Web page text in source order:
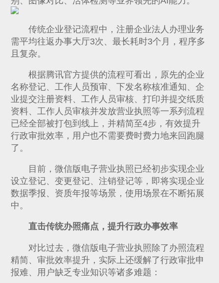
传统企业登记流程中，注册企业法人办理业务
需平均往返办事大厅3次、最长耗时3个月，程序多
且复杂。
根据腾讯官方提供的流程可看出，原先的企业
名称登记、工作人员预审、下发名称核准通知、企
业提交注册资料、工作人员审核、打印并提交纸质
资料、工作人员审核并发放营业执照等一系列流程
已经全部被打包到线上，并精简至4步，有效提升
行政审批效率，用户也不需要费时费力地来回跑腿
了。
目前，微信版电子营业执照已经初步实现企业
设立登记、变更登记、注销登记等，即将实现企业
数据季报、资质年报等场景，使用场景在不断拓展
中。
直击传统办照痛点，提升行政办事效率
对比过去，微信版电子营业执照除了办照流程
精简、审批效率提升，实际上还缓解了行政审批申
报难、用户缺乏专业知识等诸多难题：